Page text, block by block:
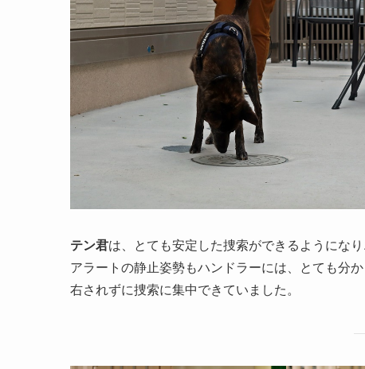
テン君は、とても安定した捜索ができるようにな
アラートの静止姿勢もハンドラーには、とても分
右されずに捜索に集中できていました。